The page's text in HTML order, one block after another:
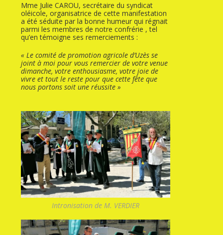
Mme Julie CAROU, secrétaire du syndicat
oléicole, organisatrice de cette manifestation
a été séduite par la bonne humeur qui régnait
parmi les membres de notre confrérie , tel
qu’en témoigne ses remerciements :
« Le comité de promotion agricole d’Uzès se
joint à moi pour vous remercier de votre venue
dimanche, votre enthousiasme, votre joie de
vivre et tout le reste pour que cette fête que
nous portons soit une réussite »
Intronisation de M. VERDIER